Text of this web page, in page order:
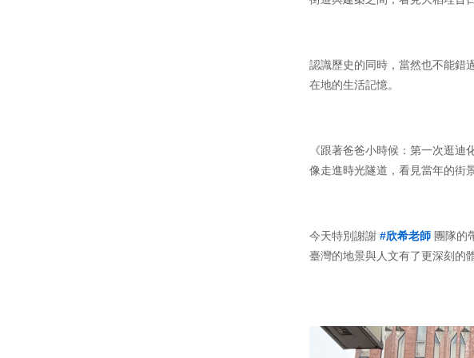
認識歷史的同時，當然也不能錯
在地的生活記憶。
《跟著爸爸小時候：第一次逛
像走進時光隧道，看見當年的街
今天特別謝謝 #欣希老師 團隊的
臺灣的地景與人文有了更深刻的